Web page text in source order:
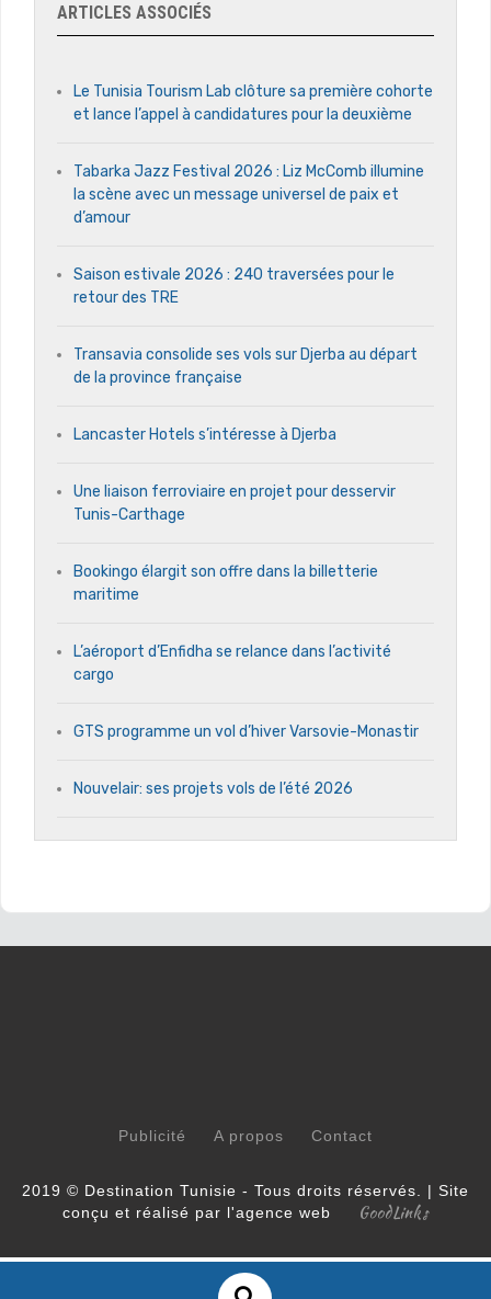
ARTICLES ASSOCIÉS
Le Tunisia Tourism Lab clôture sa première cohorte
et lance l’appel à candidatures pour la deuxième
Tabarka Jazz Festival 2026 : Liz McComb illumine
la scène avec un message universel de paix et
d’amour
Saison estivale 2026 : 240 traversées pour le
retour des TRE
Transavia consolide ses vols sur Djerba au départ
de la province française
Lancaster Hotels s’intéresse à Djerba
Une liaison ferroviaire en projet pour desservir
Tunis-Carthage
Bookingo élargit son offre dans la billetterie
maritime
L’aéroport d’Enfidha se relance dans l’activité
cargo
GTS programme un vol d’hiver Varsovie-Monastir
Nouvelair: ses projets vols de l’été 2026
Publicité A propos Contact
2019 © Destination Tunisie - Tous droits réservés. | Site
conçu et réalisé par l'agence web
GoodLinks